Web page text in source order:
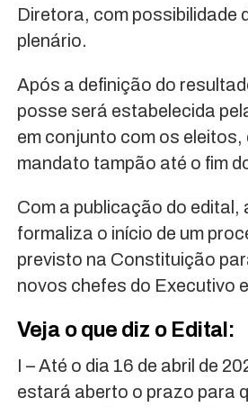
Diretora, com possibilidade
plenário.
Após a definição do
posse será estabelecida
em conjunto com os eleitos,
mandato tampão até o fim
Com a publicação do edital,
formaliza o início de um
previsto na Constituição
novos chefes do Executivo
Veja o que diz o Edital:
I – Até o dia 16 de abril de
estará aberto o prazo para